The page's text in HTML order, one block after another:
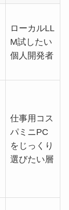
ローカルLL
M試したい
個人開発者
仕事用コス
パミニPC
をじっくり
選びたい層